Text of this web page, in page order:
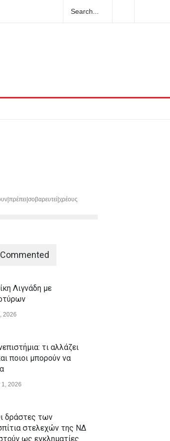
Commented
Λιγνάδη με
2026
τι αλλάζει
ποιοι μπορούν να
1, 2026
δράστες των
στελεχών της ΝΔ
ως εγκληματίες